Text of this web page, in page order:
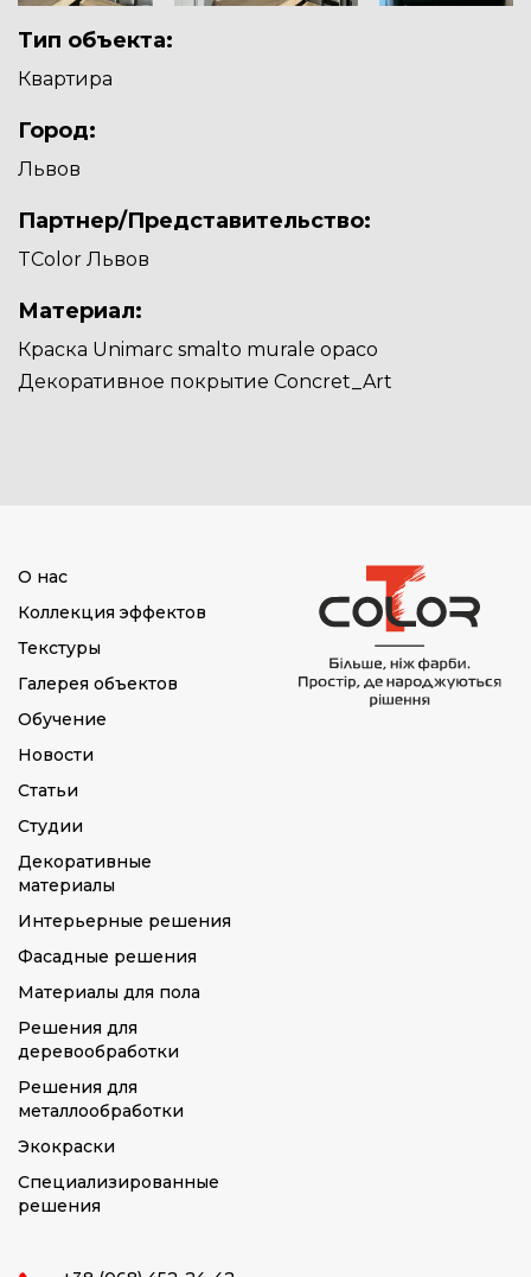
Тип объекта:
Квартира
Город:
Львов
Партнер/Представительство:
TColor Львов
Материал:
Краска Unimarc smalto murale opaco
Декоративное покрытие Concret_Art
О нас
Коллекция эффектов
Текстуры
Галерея объектов
Обучение
Новости
Статьи
Студии
Декоративные
материалы
Интерьерные решения
Фасадные решения
Материалы для пола
Решения для
деревообработки
Решения для
металлообработки
Экокраски
Специализированные
решения